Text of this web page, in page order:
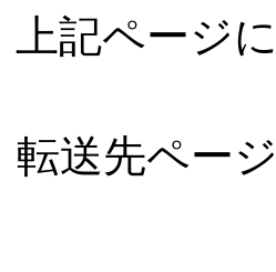
上記ページ
転送先ペー